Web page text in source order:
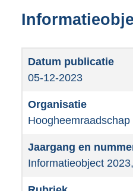
05-12-2023
Informatieobject